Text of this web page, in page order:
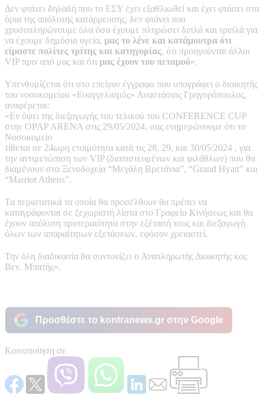
Δεν φτάνει δηλαδή που το ΕΣΥ έχει εξαθλιωθεί και έχει φτάσει στα
όρια της απόλυτης κατάρρευσης, δεν φτάνει που
χρυσοπληρώνουμε όλα όσα έχουμε πληρώσει διπλά και τριπλά για
να έχουμε δημόσια υγεία, μας το λένε και κατάμουτρα ότι
είμαστε πολίτες τρίτης και κατηγορίας, ότι προηγούνται άλλοι
VIP πριν από μας και ότι μας έχουν του πεταμού».
Υπενθυμίζεται ότι στο επείγον έγγραφο που υπογράφει ο διοικητής
του νοσοκομείου «Ευαγγελισμός» Αναστάσιος Γρηγορόπουλος,
αναφέρεται:
«Εν όψει της διεξαγωγής του τελικού του CONFERENCE CUP
στην OPAP ARENA στις 29/05/2024, σας ενημερώνουμε ότι το
Νοσοκομείο
τίθεται σε 24ωρη ετοιμότητα κατά τις 28, 29, και 30/05/2024 , για
την αντιμετώπιση των VIP (διαπιστευμένων και φιλάθλων) που θα
διαμένουν στα Ξενοδοχεία “Μεγάλη Βρετάνια”, “Grand Hyatt” και
“Marriot Athens”.
Τα περιστατικά τα οποία θα προσέλθουν θα πρέπει να
καταγράφονται σε ξεχωριστή λίστα στο Γραφείο Κινήσεως και θα
έχουν απόλυτη προτεραιότητα στην εξέτασή τους και διεξαγωγή
όλων των απαραίτητων εξετάσεων, εφόσον χρειαστεί.
Την όλη διαδικασία θα συντονίζει ο Αναπληρωτής Διοικητής κος
Βεν. Μπατής».
Προσθέστε το kontranews.gr στην Google
Κοινοποίηση σε